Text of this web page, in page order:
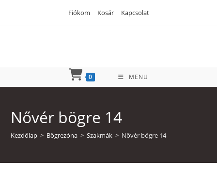
Fiókom Kosár Kapcsolat
0 MENÜ
Nővér bögre 14
Kezdőlap > Bögrezóna > Szakmák > Nővér bögre 14